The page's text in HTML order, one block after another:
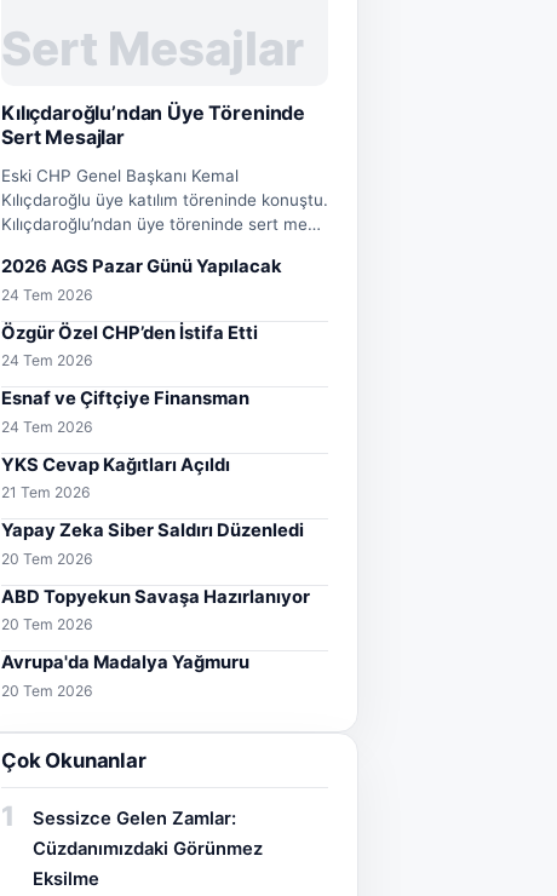
Kılıçdaroğlu’ndan Üye Töreninde
Sert Mesajlar
Eski CHP Genel Başkanı Kemal
Kılıçdaroğlu üye katılım töreninde konuştu.
Kılıçdaroğlu’ndan üye töreninde sert me…
2026 AGS Pazar Günü Yapılacak
24 Tem 2026
Özgür Özel CHP’den İstifa Etti
24 Tem 2026
Esnaf ve Çiftçiye Finansman
24 Tem 2026
YKS Cevap Kağıtları Açıldı
21 Tem 2026
Yapay Zeka Siber Saldırı Düzenledi
20 Tem 2026
ABD Topyekun Savaşa Hazırlanıyor
20 Tem 2026
Avrupa'da Madalya Yağmuru
20 Tem 2026
Çok Okunanlar
1
Sessizce Gelen Zamlar:
Cüzdanımızdaki Görünmez
Eksilme